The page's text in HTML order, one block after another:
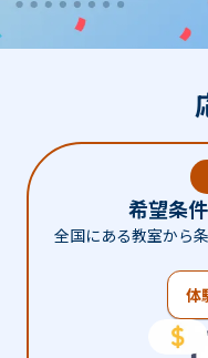
希望条
全国にある教室から
体